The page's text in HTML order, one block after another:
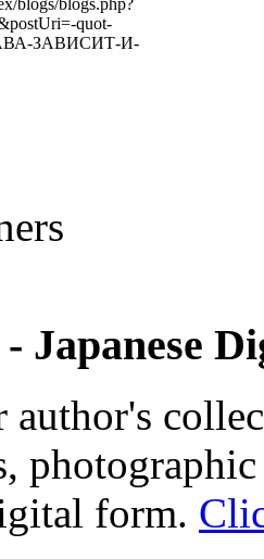
quot-
ЗАВИСИТ-И-
Japanese
author's
form.